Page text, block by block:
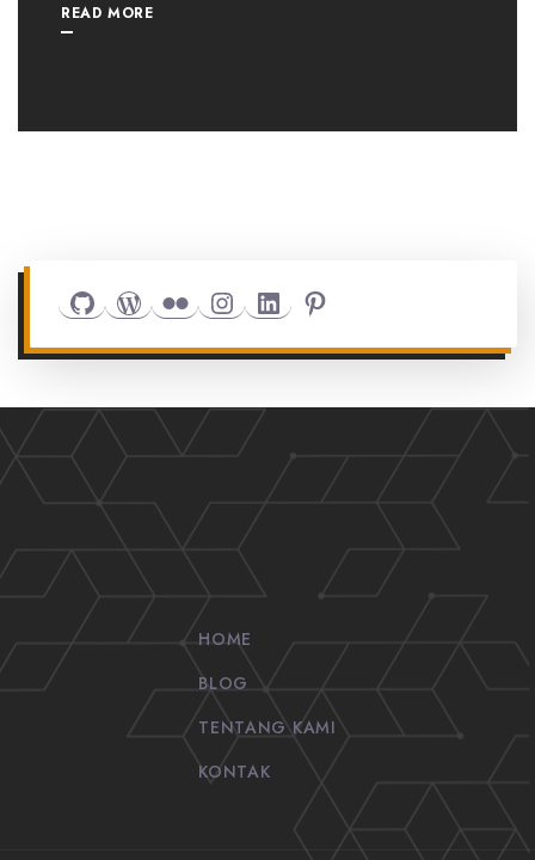
READ MORE
GithubWordPress
FlickrInstagram
LinkedInPinterest
HOME
BLOG
TENTANG KAMI
KONTAK